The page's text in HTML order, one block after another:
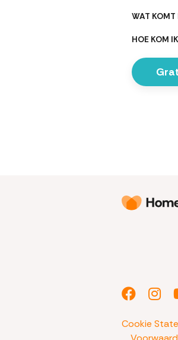
WAT KOMT
HOE KOM
Cookie